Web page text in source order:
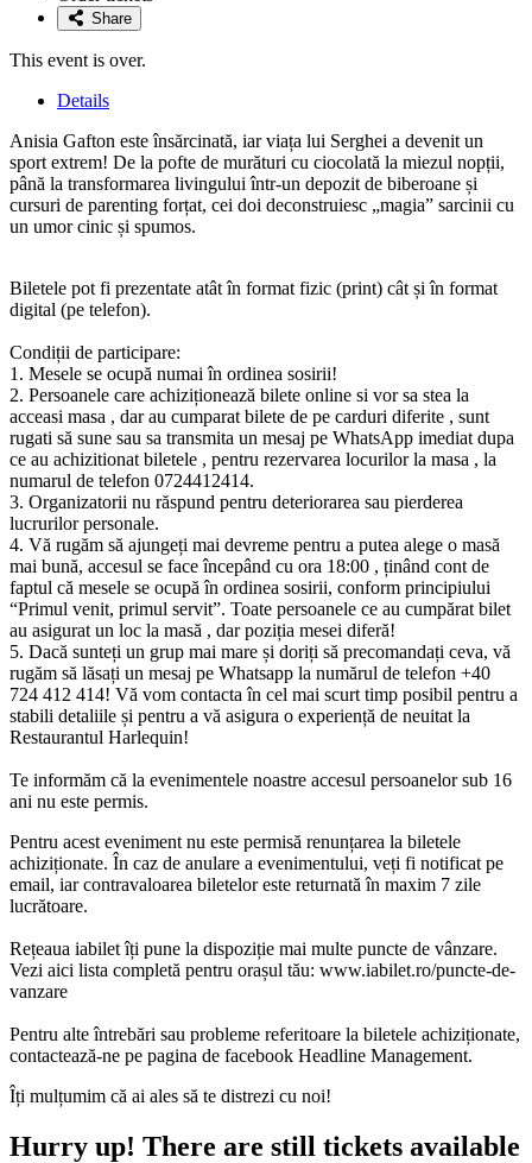
favorite
Share
This event is over.
Details
Anisia Gafton este însărcinată, iar viața lui Serghei a devenit un
sport extrem! De la pofte de murături cu ciocolată la miezul nopții,
până la transformarea livingului într-un depozit de biberoane și
cursuri de parenting forțat, cei doi deconstruiesc „magia” sarcinii cu
un umor cinic și spumos.
Biletele pot fi prezentate atât în format fizic (print) cât și în format
digital (pe telefon).
Condiții de participare:
1.⁠ ⁠Mesele se ocupă numai în ordinea sosirii!
2.⁠ ⁠Persoanele care achiziționează bilete online si vor sa stea la
acceasi masa , dar au cumparat bilete de pe carduri diferite , sunt
rugati să sune sau sa transmita un mesaj pe WhatsApp imediat dupa
ce au achizitionat biletele , pentru rezervarea locurilor la masa , la
numarul de telefon 0724412414.
3.⁠ ⁠Organizatorii nu răspund pentru deteriorarea sau pierderea
lucrurilor personale.
4.⁠ ⁠Vă rugăm să ajungeți mai devreme pentru a putea alege o masă
mai bună, accesul se face începând cu ora 18:00 , ținând cont de
faptul că mesele se ocupă în ordinea sosirii, conform principiului
“Primul venit, primul servit”. Toate persoanele ce au cumpărat bilet
au asigurat un loc la masă , dar poziția mesei diferă!
5.⁠ ⁠Dacă sunteți un grup mai mare și doriți să precomandați ceva, vă
rugăm să lăsați un mesaj pe Whatsapp la numărul de telefon +40
724 412 414! Vă vom contacta în cel mai scurt timp posibil pentru a
stabili detaliile și pentru a vă asigura o experiență de neuitat la
Restaurantul Harlequin!
Te informăm că la evenimentele noastre accesul persoanelor sub 16
ani nu este permis.
Pentru acest eveniment nu este permisă renunțarea la biletele
achiziționate. În caz de anulare a evenimentului, veți fi notificat pe
email, iar contravaloarea biletelor este returnată în maxim 7 zile
lucrătoare.
Rețeaua iabilet îți pune la dispoziție mai multe puncte de vânzare.
Vezi aici lista completă pentru orașul tău: www.iabilet.ro/puncte-de-
vanzare
Pentru alte întrebări sau probleme referitoare la biletele achiziționate,
contactează-ne pe pagina de facebook Headline Management.
Îți mulțumim că ai ales să te distrezi cu noi!
Hurry up! There are still tickets available